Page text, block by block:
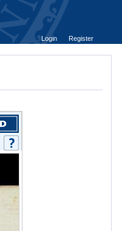
Login
Register